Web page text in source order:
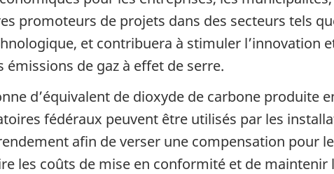
promoteurs de projets dans des secteurs tels
et contribuera à stimuler l’innovation
de gaz à effet de serre.
d’équivalent de dioxyde de carbone produite
fédéraux peuvent être utilisés par les
afin de verser une compensation pour
les coûts de mise en conformité et de